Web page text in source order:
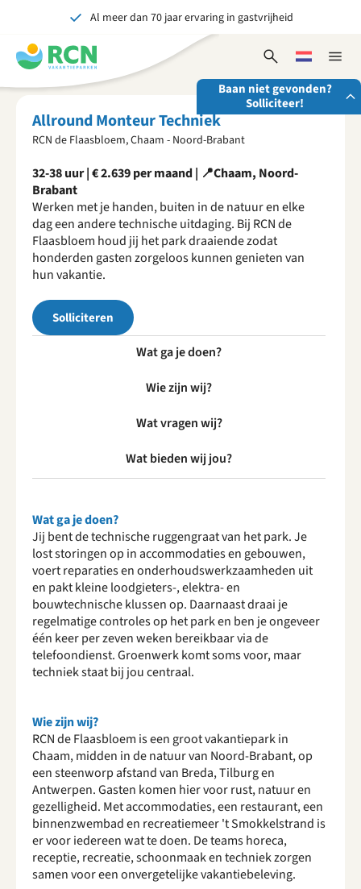
hoofdnavigatie
hoofdinhoud
voettekstinhoud
Al meer dan 70 jaar ervaring in gastvrijheid
Onvergetelijk voor jong en oud
Sluit
Open
zoekformulier
Kies
een
taal
Baan niet gevonden?
Solliciteer!
Wij zijn altijd op zoek naar gedreven en enthousiaste
mensen om onze teams te versterken!
Solliciteer nu
Allround Monteur Techniek
RCN de Flaasbloem, Chaam - Noord-Brabant
32-38 uur | € 2.639 per maand | 📍Chaam, Noord-
Brabant
Werken met je handen, buiten in de natuur en elke
dag een andere technische uitdaging. Bij RCN de
Flaasbloem houd jij het park draaiende zodat
honderden gasten zorgeloos kunnen genieten van
hun vakantie.
Solliciteren
Wat ga je doen?
Wie zijn wij?
Wat vragen wij?
Wat bieden wij jou?
Wat ga je doen?
Jij bent de technische ruggengraat van het park. Je
lost storingen op in accommodaties en gebouwen,
voert reparaties en onderhoudswerkzaamheden uit
en pakt kleine loodgieters-, elektra- en
bouwtechnische klussen op. Daarnaast draai je
regelmatige controles op het park en ben je ongeveer
één keer per zeven weken bereikbaar via de
telefoondienst. Groenwerk komt soms voor, maar
techniek staat bij jou centraal.
Wie zijn wij?
RCN de Flaasbloem is een groot vakantiepark in
Chaam, midden in de natuur van Noord-Brabant, op
een steenworp afstand van Breda, Tilburg en
Antwerpen. Gasten komen hier voor rust, natuur en
gezelligheid. Met accommodaties, een restaurant, een
binnenzwembad en recreatiemeer 't Smokkelstrand is
er voor iedereen wat te doen. De teams horeca,
receptie, recreatie, schoonmaak en techniek zorgen
samen voor een onvergetelijke vakantiebeleving.